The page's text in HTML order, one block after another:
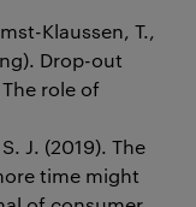
Klaussen, T.,
Drop-out
role of
J. (2019). The
time might